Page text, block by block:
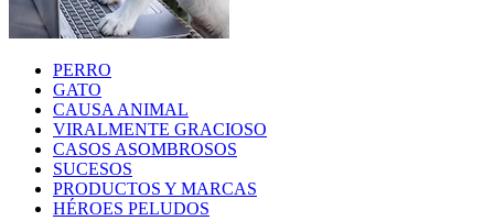
PERRO
GATO
CAUSA ANIMAL
VIRALMENTE GRACIOSO
CASOS ASOMBROSOS
SUCESOS
PRODUCTOS Y MARCAS
HÉROES PELUDOS